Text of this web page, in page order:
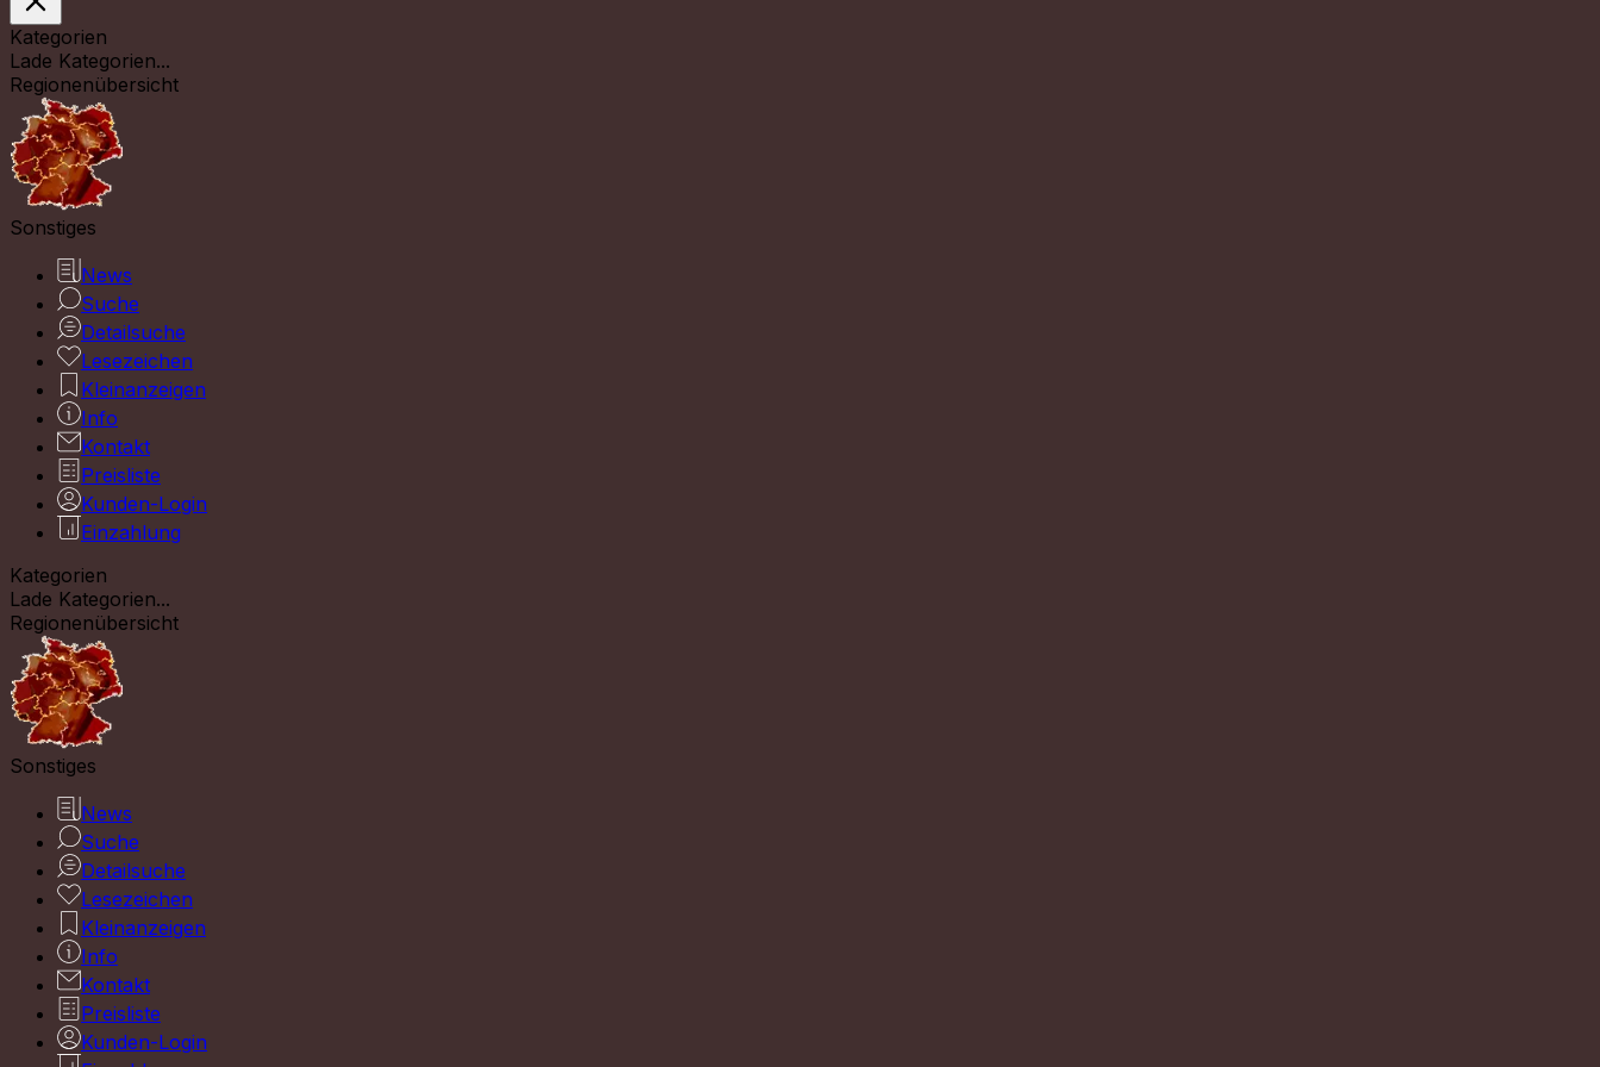
Kategorien
Lade Kategorien...
Regionenübersicht
Sonstiges
News
Suche
Detailsuche
Lesezeichen
Kleinanzeigen
Info
Kontakt
Preisliste
Kunden-Login
Einzahlung
Kategorien
Lade Kategorien...
Regionenübersicht
Sonstiges
News
Suche
Detailsuche
Lesezeichen
Kleinanzeigen
Info
Kontakt
Preisliste
Kunden-Login